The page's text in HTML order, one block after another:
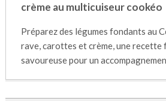
crème au multicuiseur cookéo
Préparez des légumes fondants au
rave, carottes et crème, une recette
savoureuse pour un